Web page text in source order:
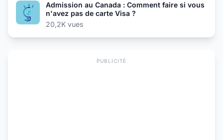
Admission au Canada : Comment faire si vous
n'avez pas de carte Visa ?
20,2K vues
PUBLICITÉ